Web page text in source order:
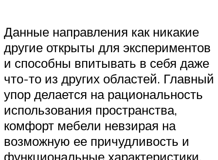
Данные направления как никакие
другие открыты для экспериментов
и способны впитывать в себя даже
что-то из других областей. Главный
упор делается на рациональность
использования пространства,
комфорт мебели невзирая на
возможную ее причудливость и
функциональные характеристики.